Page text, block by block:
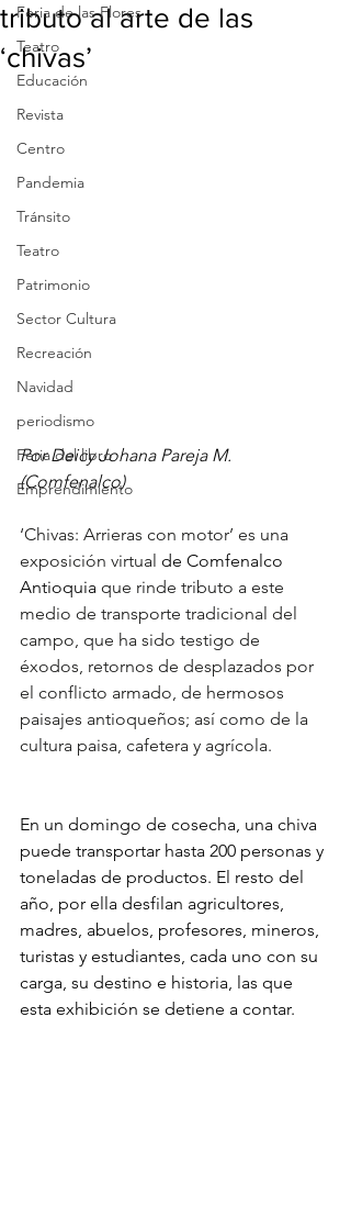
Feria de las Flores
Teatro
Educación
Revista
Centro
Pandemia
Tránsito
Teatro
Patrimonio
Sector Cultura
Recreación
Navidad
periodismo
Feria del libro
Emprendimiento
tributo al arte de las
‘chivas’
Por Deicy Johana Pareja M.
(Comfenalco)
‘Chivas: Arrieras con motor’ es una
exposición virtual de Comfenalco
Antioquia que rinde tributo a este
medio de transporte tradicional del
campo, que ha sido testigo de
éxodos, retornos de desplazados por
el conflicto armado, de hermosos
paisajes antioqueños; así como de la
cultura paisa, cafetera y agrícola.
En un domingo de cosecha, una chiva
puede transportar hasta 200 personas y
toneladas de productos. El resto del
año, por ella desfilan agricultores,
madres, abuelos, profesores, mineros,
turistas y estudiantes, cada uno con su
carga, su destino e historia, las que
esta exhibición se detiene a contar.